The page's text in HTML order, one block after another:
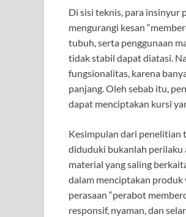
Di sisi teknis, para insinyur
mengurangi kesan
tubuh, serta penggunaan
tidak stabil dapat diatasi.
fungsionalitas, karena
panjang. Oleh sebab itu,
dapat menciptakan kursi
Kesimpulan dari penelitian
diduduki bukanlah perilaku
material yang saling
dalam menciptakan produk
perasaan “perabot
responsif, nyaman, dan